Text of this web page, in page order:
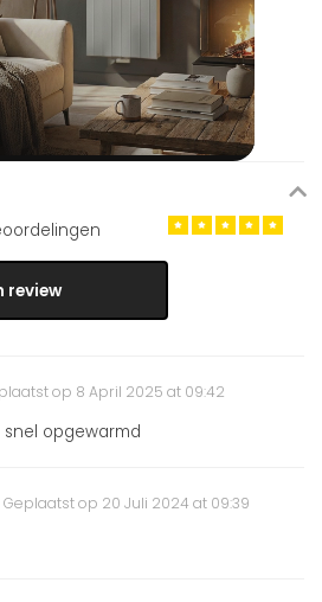
review
op 8 April 2025 at 09:42
snel opgewarmd
Geplaatst op 20 Juli 2024 at 09:39